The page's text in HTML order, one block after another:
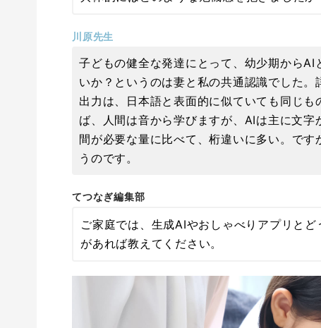
川原先生
子どもの健全な発達にとって、幼少期から
いか？というのは妻と私の共通認識でした
出力は、日本語と表面的に似ていても同じ
ば、人間は音から学びますが、AIは主に文
間が必要な量に比べて、桁違いに多い。で
うのです。
てつなぎ編集部
ご家庭では、生成AIやおしゃべりアプリと
があれば教えてください。